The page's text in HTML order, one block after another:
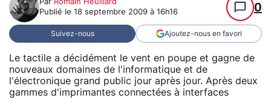
Par Romain Heuillard
Publié le 18 septembre 2009 à 16h16 0
Suivez-nous Ajoutez-nous en favori
Le tactile a décidément le vent en poupe et gagne de
nouveaux domaines de l'informatique et de
l'électronique grand public jour après jour. Après deux
gammes d'imprimantes connectées à interfaces